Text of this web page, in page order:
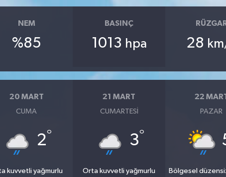
NEM
%85
BASINÇ
1013 hpa 28
20 MART
CUMA
2°
kuvvetli yağmurlu
21 MART
CUMARTESI
3°
Orta kuvvetli yağmurlu
22
PAZAR
Bölgesel